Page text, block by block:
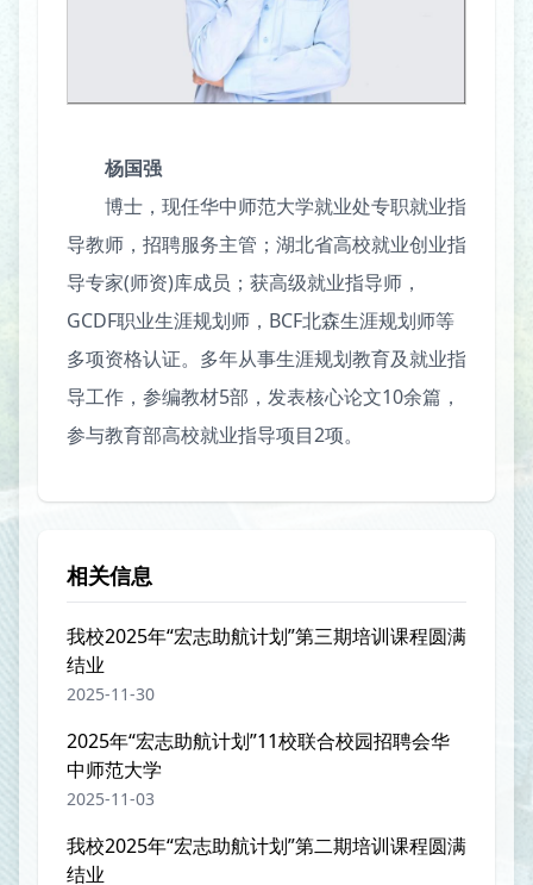
杨国强
博士，现任华中师范大学就业处专职就业指
导教师，招聘服务主管；湖北省高校就业创业指
导专家(师资)库成员；获高级就业指导师，
GCDF职业生涯规划师，BCF北森生涯规划师等
多项资格认证。多年从事生涯规划教育及就业指
导工作，参编教材5部，发表核心论文10余篇，
参与教育部高校就业指导项目2项。
相关信息
我校2025年“宏志助航计划”第三期培训课程圆满
结业
2025-11-30
2025年“宏志助航计划”11校联合校园招聘会华
中师范大学
2025-11-03
我校2025年“宏志助航计划”第二期培训课程圆满
结业